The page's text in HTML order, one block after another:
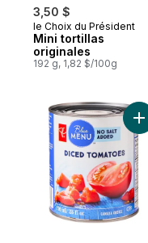
3,50 $
Préparé au Canada
le Choix du Président
Mini tortillas
originales
192 g, 1,82 $/100g